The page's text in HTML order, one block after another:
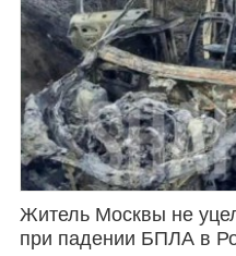
Житель Москвы не
при падении БПЛА в